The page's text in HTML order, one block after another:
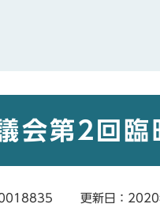
会第2回臨
更新日：